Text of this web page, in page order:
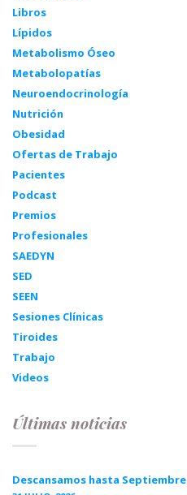
Libros
Lípidos
Metabolismo Óseo
Metabolopatías
Neuroendocrinología
Nutrición
Obesidad
Ofertas de Trabajo
Pacientes
Podcast
Premios
Profesionales
SAEDYN
SED
SEEN
Sesiones Clínicas
Tiroides
Trabajo
Videos
Últimas noticias
Descansamos hasta Septiembre